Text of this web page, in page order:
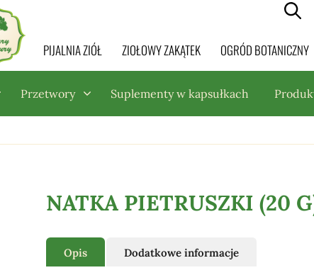
PIJALNIA ZIÓŁ ZIOŁOWY ZAKĄTEK OGRÓD BOTANICZNY
Przetwory Suplementy w kapsułkach
NATKA PIETRUSZKI (20
Opis Dodatkowe informacje